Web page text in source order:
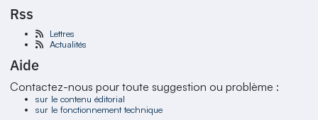
Rss
Lettres
Actualités
Aide
Contactez-nous pour toute suggestion ou problème :
sur le contenu éditorial
sur le fonctionnement technique